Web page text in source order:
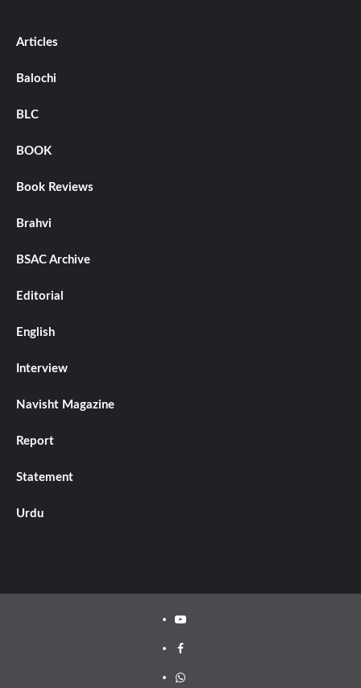
Articles
Balochi
BLC
BOOK
Book Reviews
Brahvi
BSAC Archive
Editorial
English
Interview
Navisht Magazine
Report
Statement
Urdu